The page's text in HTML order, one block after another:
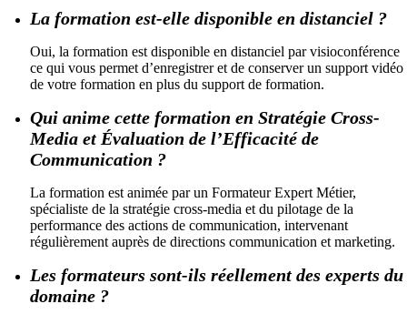
La formation est-elle disponible en distanciel ?
Oui, la formation est disponible en distanciel par visioconférence
ce qui vous permet d’enregistrer et de conserver un support vidéo
de votre formation en plus du support de formation.
Qui anime cette formation en Stratégie Cross-
Media et Évaluation de l’Efficacité de
Communication ?
La formation est animée par un Formateur Expert Métier,
spécialiste de la stratégie cross-media et du pilotage de la
performance des actions de communication, intervenant
régulièrement auprès de directions communication et marketing.
Les formateurs sont-ils réellement des experts du
domaine ?